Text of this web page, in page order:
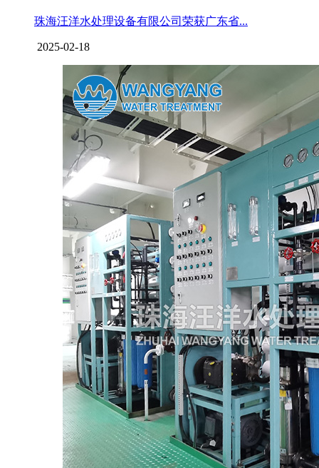
珠海汪洋水处理设备有限公司荣获广东省...
2025-02-18